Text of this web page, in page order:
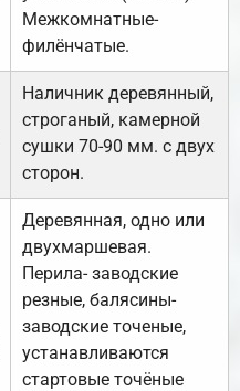
Межкомнатные-
филёнчатые.
Наличник деревянный,
строганый, камерной
сушки 70-90 мм. с двух
сторон.
Деревянная, одно или
двухмаршевая.
Перила- заводские
резные, балясины-
заводские точеные,
устанавливаются
стартовые точёные